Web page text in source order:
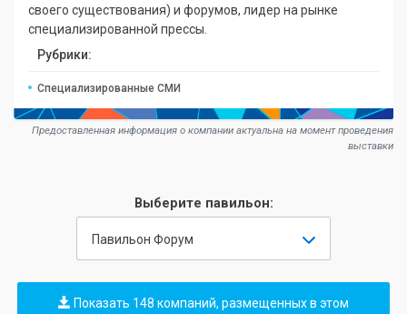
своего существования) и форумов, лидер на рынке
специализированной прессы.
Рубрики:
Специализированные СМИ
Предоставленная информация о компании актуальна на момент проведения
выставки
Выберите павильон:
Павильон Форум
Показать 148 компаний, размещенных в этом